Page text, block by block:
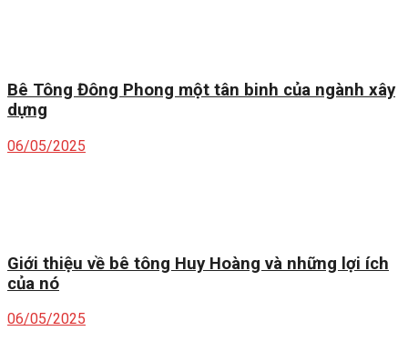
Bê Tông Đông Phong một tân binh của ngành xây
dựng
06/05/2025
Giới thiệu về bê tông Huy Hoàng và những lợi ích
của nó
06/05/2025